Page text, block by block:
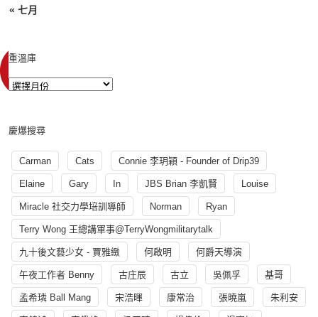
« 七月
重溫庫
慶爆搜尋
Carman Cats Connie 李玥穎 - Founder of Drip39
Elaine Gary In JBS Brian 李凱賢 Louise
Miracle 社交力學培訓導師 Norman Ryan
Terry Wong 王總講軍事@TerryWongmilitarytalk
九十後文藝少女 - 賈雅緻 何啟明 何爵天導演
午夜工作者 Benny 古庄辰 古立 吳佩孚 基哥
孟希璘 Ball Mang 宋浩暉 康常治 張曉嵐 朱利安